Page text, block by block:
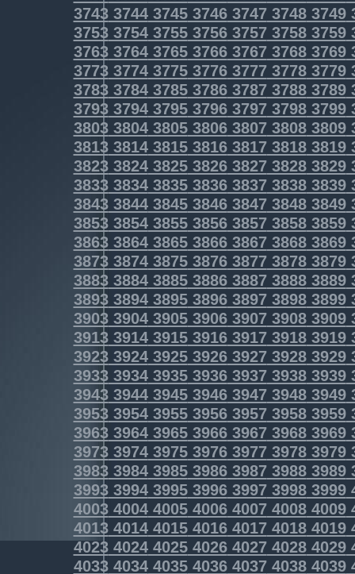
3743374437453746374737483749
3753375437553756375737583759
3763376437653766376737683769
3773377437753776377737783779
3783378437853786378737883789
3793379437953796379737983799
3803380438053806380738083809
3813381438153816381738183819
3823382438253826382738283829
3833383438353836383738383839
3843384438453846384738483849
3853385438553856385738583859
3863386438653866386738683869
3873387438753876387738783879
3883388438853886388738883889
3893389438953896389738983899
3903390439053906390739083909
3913391439153916391739183919
3923392439253926392739283929
3933393439353936393739383939
3943394439453946394739483949
3953395439553956395739583959
3963396439653966396739683969
3973397439753976397739783979
3983398439853986398739883989
3993399439953996399739983999
4003400440054006400740084009
4013401440154016401740184019
4023402440254026402740284029
4033403440354036403740384039